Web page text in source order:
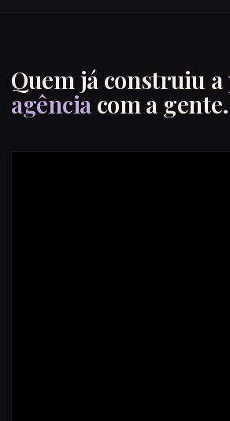
Quem já construiu a
agênciacom a gente.